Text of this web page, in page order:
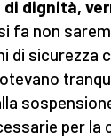
dignità,
fa non
di sicurezza
per la